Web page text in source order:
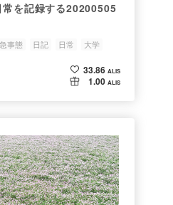
常を記録する20200505
事態 日記 日常 大学
33.86 ALIS
1.00 ALIS